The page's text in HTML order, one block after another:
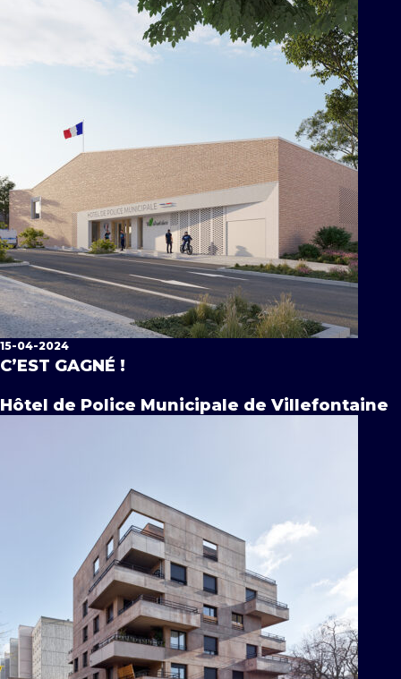
15-04-2024
C’EST GAGNÉ !
Hôtel de Police Municipale de Villefontaine